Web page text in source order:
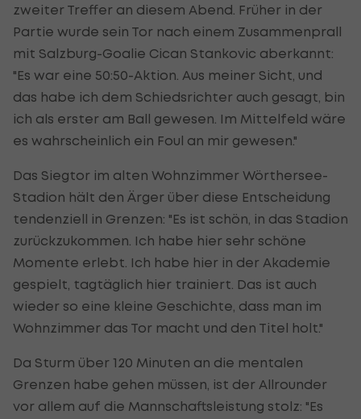
zweiter Treffer an diesem Abend. Früher in der
Partie wurde sein Tor nach einem Zusammenprall
mit Salzburg-Goalie Cican Stankovic aberkannt:
"Es war eine 50:50-Aktion. Aus meiner Sicht, und
das habe ich dem Schiedsrichter auch gesagt, bin
ich als erster am Ball gewesen. Im Mittelfeld wäre
es wahrscheinlich ein Foul an mir gewesen."
Das Siegtor im alten Wohnzimmer Wörthersee-
Stadion hält den Ärger über diese Entscheidung
tendenziell in Grenzen: "Es ist schön, in das Stadion
zurückzukommen. Ich habe hier sehr schöne
Momente erlebt. Ich habe hier in der Akademie
gespielt, tagtäglich hier trainiert. Das ist auch
wieder so eine kleine Geschichte, dass man im
Wohnzimmer das Tor macht und den Titel holt."
Da Sturm über 120 Minuten an die mentalen
Grenzen habe gehen müssen, ist der Allrounder
vor allem auf die Mannschaftsleistung stolz: "Es